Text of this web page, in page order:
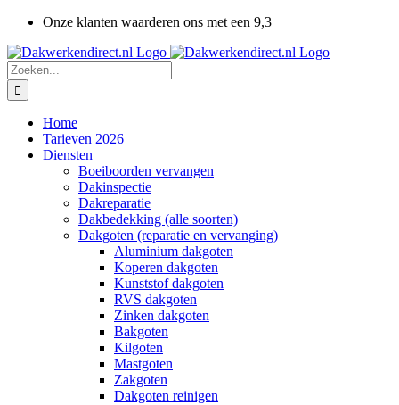
inhoud
Onze klanten waarderen ons met een 9,3
Zoeken
naar:
Home
Tarieven 2026
Diensten
Boeiboorden vervangen
Dakinspectie
Dakreparatie
Dakbedekking (alle soorten)
Dakgoten (reparatie en vervanging)
Aluminium dakgoten
Koperen dakgoten
Kunststof dakgoten
RVS dakgoten
Zinken dakgoten
Bakgoten
Kilgoten
Mastgoten
Zakgoten
Dakgoten reinigen